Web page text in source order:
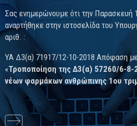
Σας ενημερώνουμε ότι την Παρασκευή
αναρτήθηκε στην ιστοσελίδα του
αριθ. :
ΥΑ Δ3(α) 71917/12-10-2018 Απόφαση
«Τροποποίηση της Δ3(α) 57260/6-8-
νέων φαρμάκων ανθρώπινης 1ου
Διαβάστε